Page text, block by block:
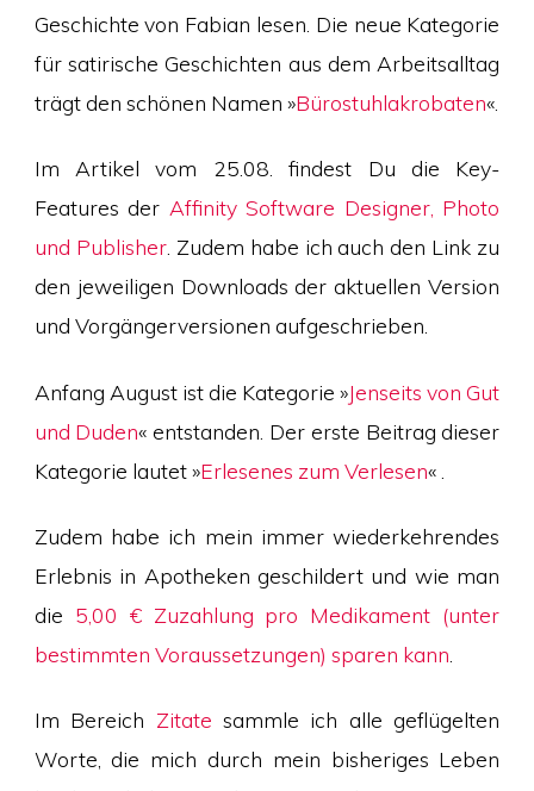
Geschichte von Fabian lesen. Die neue Kategorie
für satirische Geschichten aus dem Arbeitsalltag
trägt den schönen Namen »Bürostuhlakrobaten«.
Im Artikel vom 25.08. findest Du die Key-
Features der Affinity Software Designer, Photo
und Publisher. Zudem habe ich auch den Link zu
den jeweiligen Downloads der aktuellen Version
und Vorgängerversionen aufgeschrieben.
Anfang August ist die Kategorie »Jenseits von Gut
und Duden« entstanden. Der erste Beitrag dieser
Kategorie lautet »Erlesenes zum Verlesen« .
Zudem habe ich mein immer wiederkehrendes
Erlebnis in Apotheken geschildert und wie man
die 5,00 € Zuzahlung pro Medikament (unter
bestimmten Voraussetzungen) sparen kann
Im Bereich Zitate sammle ich alle geflügelten
Worte, die mich durch mein bisheriges Leben